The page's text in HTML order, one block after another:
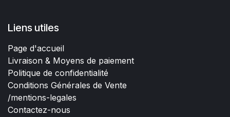
Liens utiles
Page d'accueil
Livraison & Moyens de paiement
Politique de confidentialité
Conditions Générales de Vente
/mentions-legales
Contactez-nous